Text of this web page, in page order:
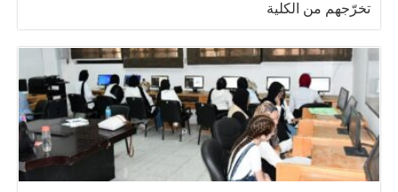
تخرّجهم من الكلية